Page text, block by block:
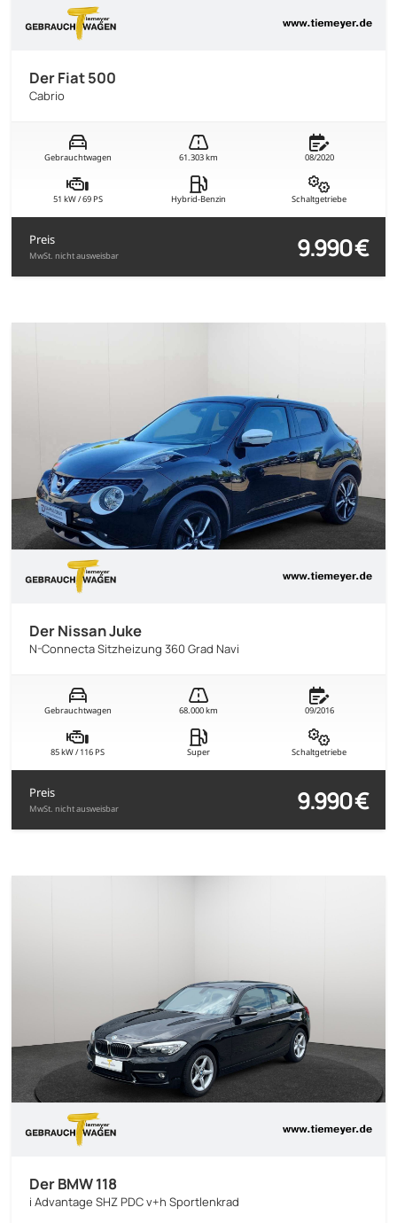
Der Fiat 500
Cabrio
Gebrauchtwagen 61.303 km 08/2020
51 kW / 69 PS Hybrid-Benzin Schaltgetriebe
Preis
MwSt. nicht ausweisbar 9.990 €
Der Nissan Juke
N-Connecta Sitzheizung 360 Grad Navi
Gebrauchtwagen 68.000 km 09/2016
85 kW / 116 PS Super Schaltgetriebe
Preis
MwSt. nicht ausweisbar 9.990 €
Der BMW 118
i Advantage SHZ PDC v+h Sportlenkrad